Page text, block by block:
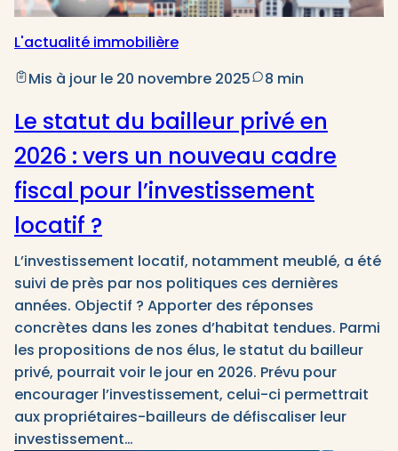
L'actualité immobilière
Mis à jour le 20 novembre 2025
8 min
Le statut du bailleur privé en
2026 : vers un nouveau cadre
fiscal pour l’investissement
locatif ?
L’investissement locatif, notamment meublé, a été
suivi de près par nos politiques ces dernières
années. Objectif ? Apporter des réponses
concrètes dans les zones d’habitat tendues. Parmi
les propositions de nos élus, le statut du bailleur
privé, pourrait voir le jour en 2026. Prévu pour
encourager l’investissement, celui-ci permettrait
aux propriétaires-bailleurs de défiscaliser leur
investissement…